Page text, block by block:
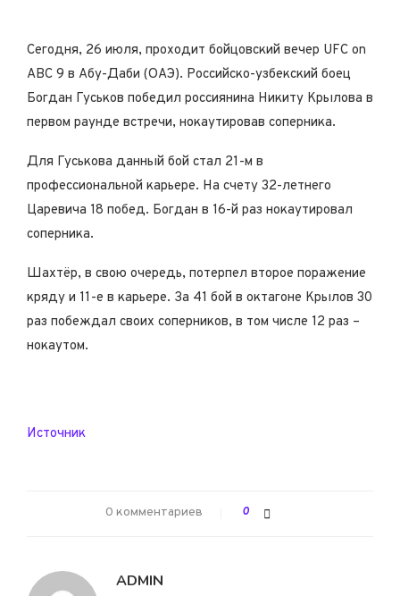
Сегодня, 26 июля, проходит бойцовский вечер UFC on
ABC 9 в Абу-Даби (ОАЭ). Российско-узбекский боец
Богдан Гуськов победил россиянина Никиту Крылова в
первом раунде встречи, нокаутировав соперника.
Для Гуськова данный бой стал 21-м в
профессиональной карьере. На счету 32-летнего
Царевича 18 побед. Богдан в 16-й раз нокаутировал
соперника.
Шахтёр, в свою очередь, потерпел второе поражение
кряду и 11-е в карьере. За 41 бой в октагоне Крылов 30
раз побеждал своих соперников, в том числе 12 раз –
нокаутом.
Источник
0 комментариев 0
ADMIN